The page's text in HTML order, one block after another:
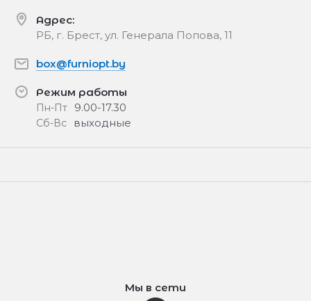
Адрес:
РБ, г. Брест, ул. Генерала Попова, 11
box@furniopt.by
Режим работы
Пн-Пт 9.00-17.30
Сб-Вс выходные
Мы в сети